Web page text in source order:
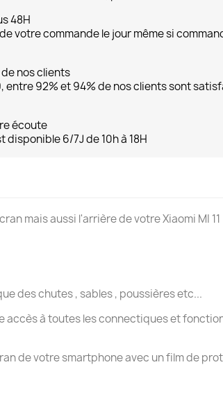
48H
votre commande le jour même si
nos clients
entre 92% et 94% de nos clients sont
écoute
disponible 6/7J de 10h à 18H
mais aussi l'arrière de votre Xiaomi MI 11
des chutes , sables , poussières etc...
accès à toutes les connectiques et
de votre smartphone avec un film de